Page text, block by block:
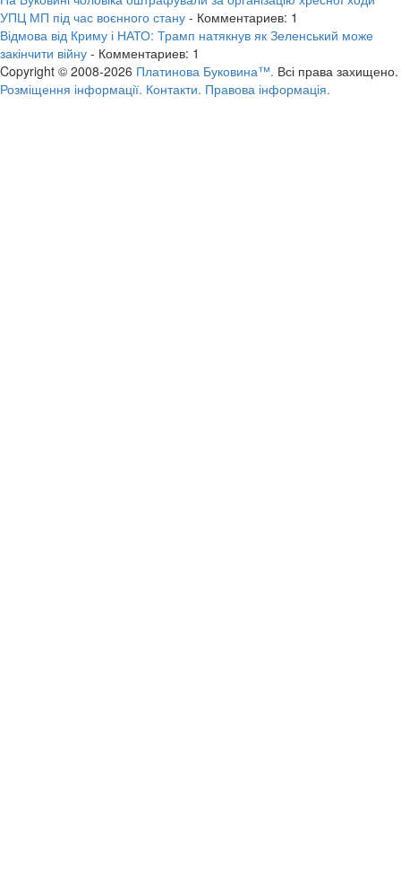
УПЦ МП під час воєнного стану - Комментариев: 1
Відмова від Криму і НАТО: Трамп натякнув як Зеленський може
закінчити війну - Комментариев: 1
Copyright © 2008-2026 Платинова Буковина™. Всі права захищено.
Розміщення інформації. Контакти. Правова інформація.